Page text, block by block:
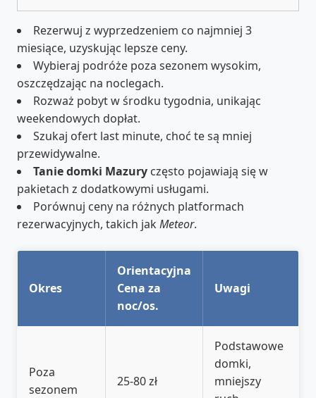
Rezerwuj z wyprzedzeniem co najmniej 3
miesiące, uzyskując lepsze ceny.
Wybieraj podróże poza sezonem wysokim,
oszczędzając na noclegach.
Rozważ pobyt w środku tygodnia, unikając
weekendowych dopłat.
Szukaj ofert last minute, choć te są mniej
przewidywalne.
Tanie domki Mazury często pojawiają się w
pakietach z dodatkowymi usługami.
Porównuj ceny na różnych platformach
rezerwacyjnych, takich jakMeteor.
Okres
Orientacyjna
Cena za
noc/os.
Uwagi
Poza
sezonem
25-80 zł
Podstawowe
domki,
mniejszy